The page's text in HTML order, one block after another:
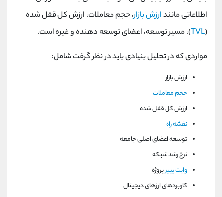
اطلاعاتی مانندارزش بازار، حجم معاملات، ارزش کل قفل شده
(
TVL)، مسیر توسعه، اعضای توسعه دهنده و غیره است.
مواردی که در تحلیل بنیادی باید در نظر گرفت شامل:
ارزش بازار
حجم معاملات
ارزش کل قفل شده
نقشه راه
توسعه اعضای اصلی جامعه
نرخ رشد شبکه
وایت پیپرپروژه
کاربردهای ارزهای دیجیتال